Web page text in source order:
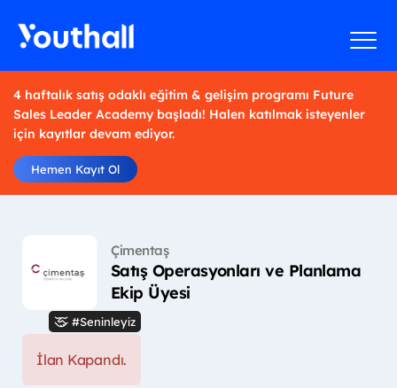
4 haftalık satış odaklı eğitim & gelişim programı Future
Sales Leader Academy başladı! Halen katılmak isteyenler
için kayıtlar devam ediyor.
Hemen Kayıt Ol
Çimentaş
Satış Operasyonları ve Planlama
Ekip Üyesi
#Seninleyiz
İlan Kapandı.